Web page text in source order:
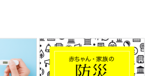
ーん！髪型どうしていますか～？
手な私。
ートカットなのでしばることもなく、長女
ヘアアレンジの腕は上達せず…。
み込まれた可愛い髪型の子を見るたびに、